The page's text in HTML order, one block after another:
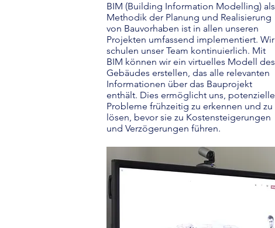
BIM (Building Information Modelling) als
Methodik der Planung und Realisierung
von Bauvorhaben ist in allen unseren
Projekten umfassend implementiert. Wir
schulen unser Team kontinuierlich. Mit
BIM können wir ein virtuelles Modell des
Gebäudes erstellen, das alle relevanten
Informationen über das Bauprojekt
enthält. Dies ermöglicht uns, potenzielle
Probleme frühzeitig zu erkennen und zu
lösen, bevor sie zu Kostensteigerungen
und Verzögerungen führen.